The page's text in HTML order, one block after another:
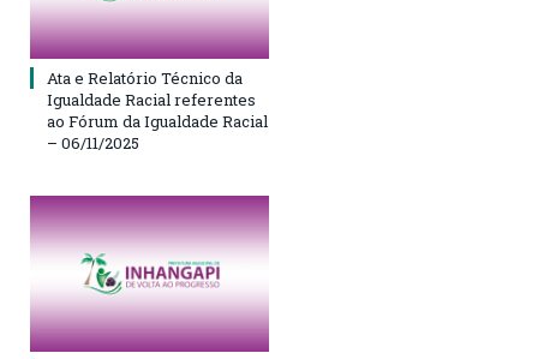
Ata e Relatório Técnico da
Igualdade Racial referentes
ao Fórum da Igualdade Racial
– 06/11/2025